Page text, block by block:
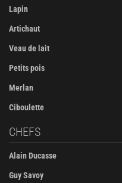
Lapin
Artichaut
Veau de lait
Petits pois
Merlan
Ciboulette
CHEFS
Alain Ducasse
Guy Savoy